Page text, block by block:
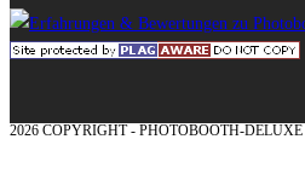
2026 COPYRIGHT - PHOTOBOOTH-DELUXE |